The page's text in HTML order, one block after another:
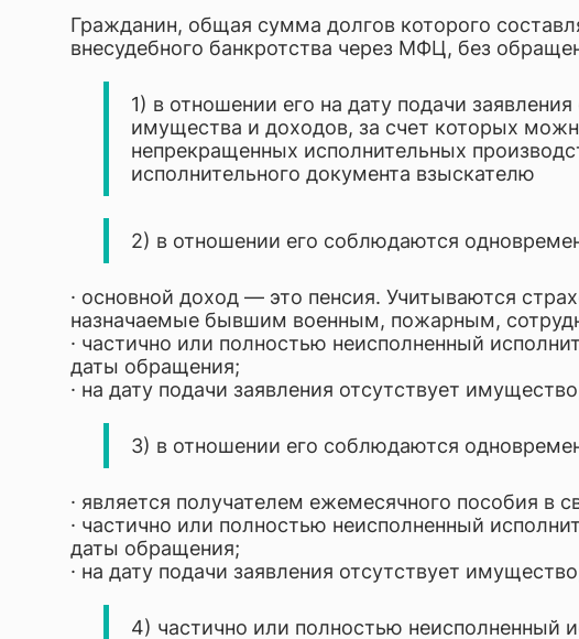
Юридическое
Гражданин, общая сумма долгов которого
внесудебного банкротства через МФЦ, без
1) в отношении его на дату подачи
имущества и доходов, за счет которых
непрекращенных исполнительных
исполнительного документа взыскателю
2) в отношении его соблюдаются
· основной доход — это пенсия. Учитываются
назначаемые бывшим военным, пожарным,
· частично или полностью неисполненный
даты обращения;
· на дату подачи заявления отсутствует
3) в отношении его соблюдаются
· является получателем ежемесячного пособия в
· частично или полностью неисполненный
даты обращения;
· на дату подачи заявления отсутствует
4) частично или полностью неисполненный